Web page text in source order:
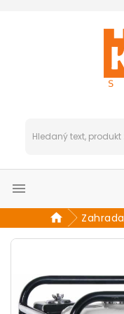

Zahrada